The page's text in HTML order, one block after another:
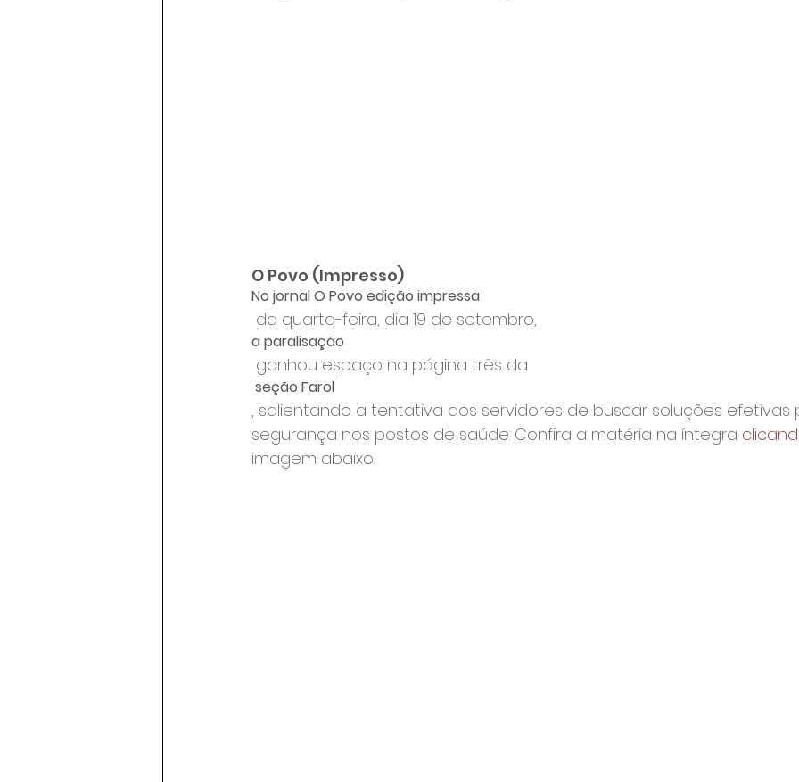
O Povo (Impresso)
No jornal O Povo edição impressa
da quarta-feira, dia 19 de setembro,
a paralisação
ganhou espaço na página três da
seção Farol
, salientando a tentativa dos servidores de buscar soluções efetivas
segurança nos postos de saúde. Confira a matéria na íntegra
imagem abaixo.